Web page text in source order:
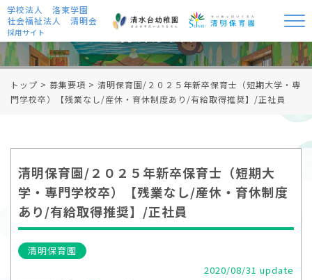
学校法人 洛東学園
社会福祉法人 清明会
採用サイト 募集要項
トップ > 募集要項 > 清明保育園/２０２５年新卒保育士（短期大学・専
門学校卒）【残業なし/産休・育休制度あり/有給取得推奨】/正社員
清明保育園/２０２５年新卒保育士（短期大
学・専門学校卒）【残業なし/産休・育休制度
あり/有給取得推奨】/正社員
清明保育園
2020/08/31 update